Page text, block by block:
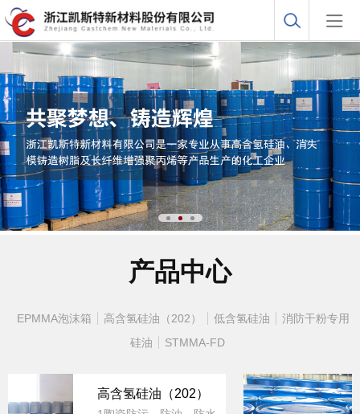
产品中心
EPMMA泡沫箱 高含氢硅油（202） 低含氢硅油
消防干粉专用
硅油
STMMA-FD
高含氢硅油（202）